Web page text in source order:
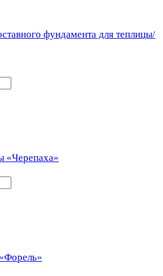
фундамента для теплицы/
«Черепаха»